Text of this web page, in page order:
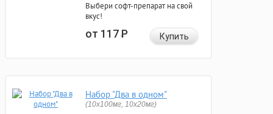
Выбери софт-препарат на свой
вкус!
от 117Р Купить
Набор "Два в одном"
(10x100мг, 10x20мг)